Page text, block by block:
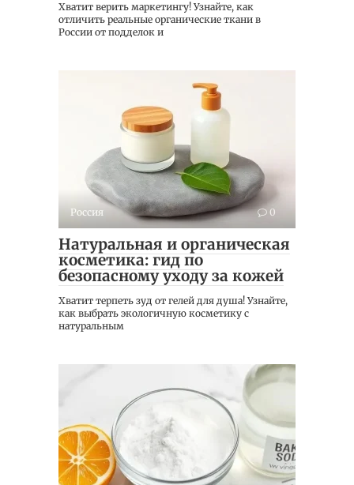
Хватит верить маркетингу! Узнайте, как
отличить реальные органические ткани в
России от подделок и
Россия 0
Натуральная и органическая
косметика: гид по
безопасному уходу за кожей
Хватит терпеть зуд от гелей для душа! Узнайте,
как выбрать экологичную косметику с
натуральным